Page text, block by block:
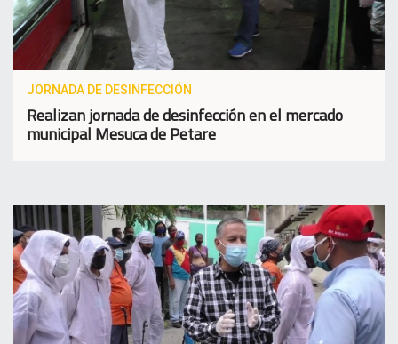
JORNADA DE DESINFECCIÓN
Realizan jornada de desinfección en el mercado
municipal Mesuca de Petare